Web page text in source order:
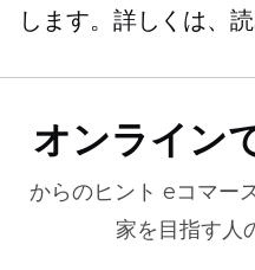
します。詳しくは、
オンライン
からのヒント eコマー
家を目指す人